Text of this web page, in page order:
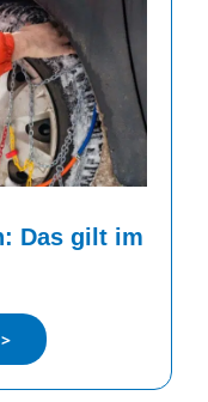
Das gilt im